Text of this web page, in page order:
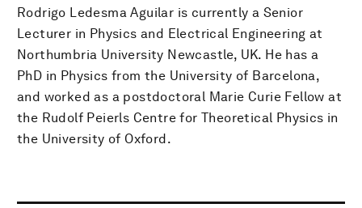
Rodrigo Ledesma Aguilar is currently a Senior
Lecturer in Physics and Electrical Engineering at
Northumbria University Newcastle, UK. He has a
PhD in Physics from the University of Barcelona,
and worked as a postdoctoral Marie Curie Fellow at
the Rudolf Peierls Centre for Theoretical Physics in
the University of Oxford.